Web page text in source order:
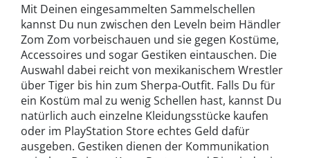
Mit Deinen eingesammelten Sammelschellen
kannst Du nun zwischen den Leveln beim Händler
Zom Zom vorbeischauen und sie gegen Kostüme,
Accessoires und sogar Gestiken eintauschen. Die
Auswahl dabei reicht von mexikanischem Wrestler
über Tiger bis hin zum Sherpa-Outfit. Falls Du für
ein Kostüm mal zu wenig Schellen hast, kannst Du
natürlich auch einzelne Kleidungsstücke kaufen
oder im PlayStation Store echtes Geld dafür
ausgeben. Gestiken dienen der Kommunikation